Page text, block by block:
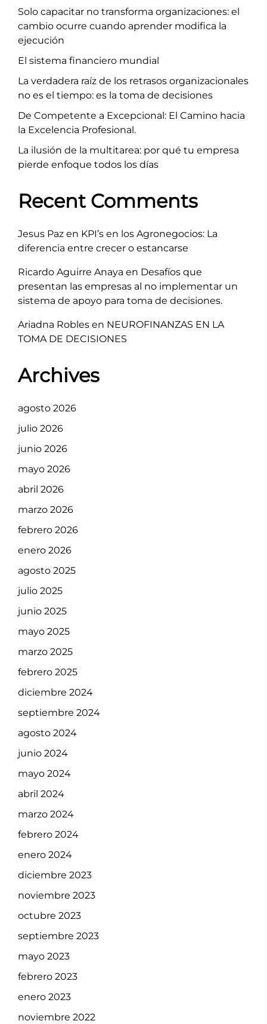
Solo capacitar no transforma organizaciones: el
cambio ocurre cuando aprender modifica la
ejecución
El sistema financiero mundial
La verdadera raíz de los retrasos organizacionales
no es el tiempo: es la toma de decisiones
De Competente a Excepcional: El Camino hacia
la Excelencia Profesional.
La ilusión de la multitarea: por qué tu empresa
pierde enfoque todos los días
Recent Comments
Jesus Paz en KPI’s en los Agronegocios: La
diferencia entre crecer o estancarse
Ricardo Aguirre Anaya en Desafíos que
presentan las empresas al no implementar un
sistema de apoyo para toma de decisiones.
Ariadna Robles en NEUROFINANZAS EN LA
TOMA DE DECISIONES
Archives
agosto 2026
julio 2026
junio 2026
mayo 2026
abril 2026
marzo 2026
febrero 2026
enero 2026
agosto 2025
julio 2025
junio 2025
mayo 2025
marzo 2025
febrero 2025
diciembre 2024
septiembre 2024
agosto 2024
junio 2024
mayo 2024
abril 2024
marzo 2024
febrero 2024
enero 2024
diciembre 2023
noviembre 2023
octubre 2023
septiembre 2023
mayo 2023
febrero 2023
enero 2023
noviembre 2022